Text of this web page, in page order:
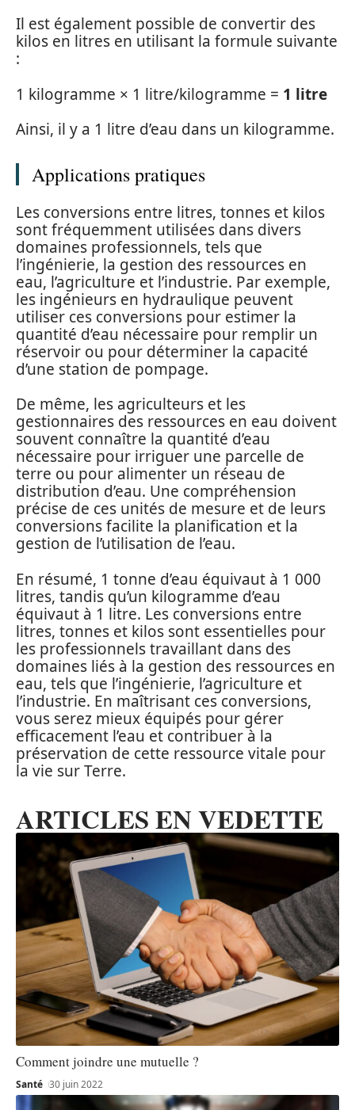
Il est également possible de convertir des
kilos en litres en utilisant la formule suivante
:
1 kilogramme × 1 litre/kilogramme = 1 litre
Ainsi, il y a 1 litre d’eau dans un kilogramme.
Applications pratiques
Les conversions entre litres, tonnes et kilos
sont fréquemment utilisées dans divers
domaines professionnels, tels que
l’ingénierie, la gestion des ressources en
eau, l’agriculture et l’industrie. Par exemple,
les ingénieurs en hydraulique peuvent
utiliser ces conversions pour estimer la
quantité d’eau nécessaire pour remplir un
réservoir ou pour déterminer la capacité
d’une station de pompage.
De même, les agriculteurs et les
gestionnaires des ressources en eau doivent
souvent connaître la quantité d’eau
nécessaire pour irriguer une parcelle de
terre ou pour alimenter un réseau de
distribution d’eau. Une compréhension
précise de ces unités de mesure et de leurs
conversions facilite la planification et la
gestion de l’utilisation de l’eau.
En résumé, 1 tonne d’eau équivaut à 1 000
litres, tandis qu’un kilogramme d’eau
équivaut à 1 litre. Les conversions entre
litres, tonnes et kilos sont essentielles pour
les professionnels travaillant dans des
domaines liés à la gestion des ressources en
eau, tels que l’ingénierie, l’agriculture et
l’industrie. En maîtrisant ces conversions,
vous serez mieux équipés pour gérer
efficacement l’eau et contribuer à la
préservation de cette ressource vitale pour
la vie sur Terre.
ARTICLES EN VEDETTE
Comment joindre une mutuelle ?
Santé 30 juin 2022